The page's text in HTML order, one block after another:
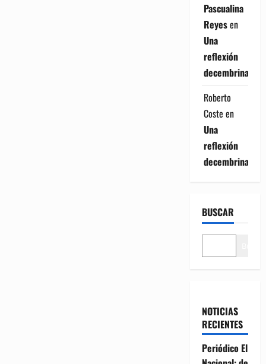
Pascualina
Reyesen
Una
reflexión
decembrina
Roberto
Coste en
Una
reflexión
decembrina
BUSCAR
NOTICIAS
RECIENTES
Periódico El